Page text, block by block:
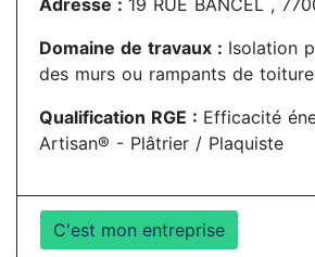
Adresse : 19 RUE BANCEL ,
Domaine de travaux : Isolation
des murs ou rampants de
Qualification RGE : Efficacité
Artisan® - Plâtrier / Plaquiste
C'est mon entreprise